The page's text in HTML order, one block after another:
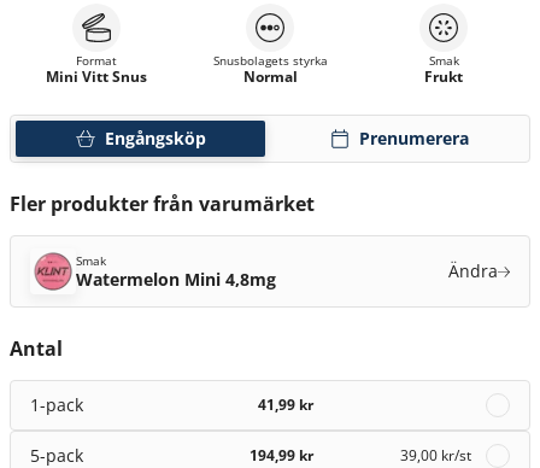
Engångsköp Prenumerera
Format
Mini Vitt Snus
Snusbolagets styrka
Normal
Smak
Frukt
Fler produkter från varumärket
Smak
Watermelon Mini 4,8mg Ändra
Antal
1-pack 41,99 kr
5-pack 194,99 kr 39,00 kr/st